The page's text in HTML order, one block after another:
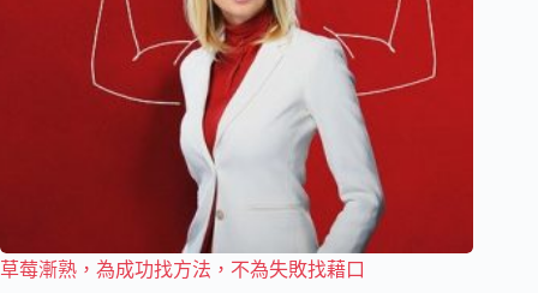
草莓漸熟，為成功找方法，不為失敗找藉口